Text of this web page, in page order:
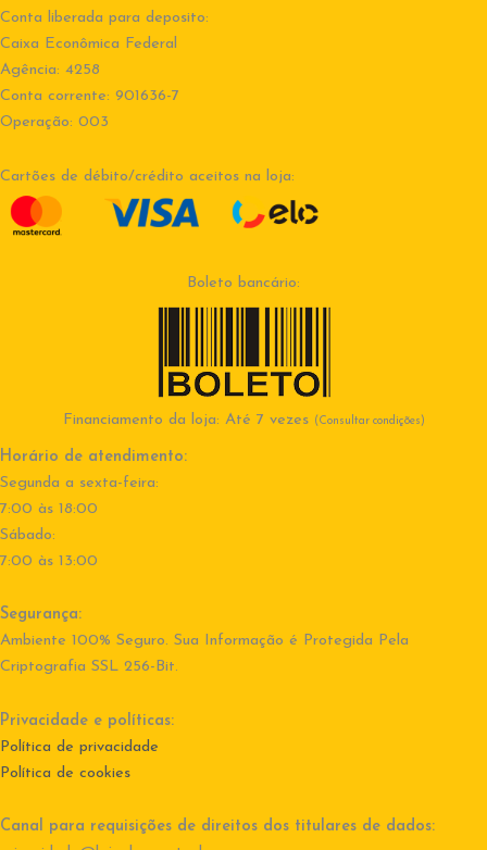
Conta liberada para deposito:
Caixa Econômica Federal
Agência: 4258
Conta corrente: 901636-7
Operação: 003
Cartões de débito/crédito aceitos na loja:
Boleto bancário:
Financiamento da loja: Até 7 vezes (Consultar condições)
Horário de atendimento:
Segunda a sexta-feira:
7:00 às 18:00
Sábado:
7:00 às 13:00
Segurança:
Ambiente 100% Seguro. Sua Informação é Protegida Pela
Criptografia SSL 256-Bit.
Privacidade e políticas:
Política de privacidade
Política de cookies
Canal para requisições de direitos dos titulares de dados: